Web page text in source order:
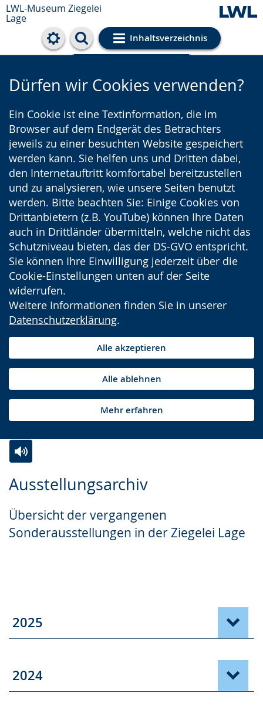
LWL-Museum Ziegelei
Lage
Inhaltsverzeichnis
Cookie-Einstellungen
Dürfen wir Cookies verwenden?
Ein Cookie ist eine Textinformation, die im
Browser auf dem Endgerät des Betrachters
jeweils zu einer besuchten Website gespeichert
werden kann. Sie helfen uns und Dritten dabei,
den Internetauftritt komfortabel bereitzustellen
und zu analysieren, wie unsere Seiten benutzt
werden. Bitte beachten Sie: Einige Cookies von
Drittanbietern (z.B. YouTube) können Ihre Daten
auch in Drittländer übermitteln, welche nicht das
Schutzniveau bieten, das der DS-GVO entspricht.
Sie können Ihre Einwilligung jederzeit über die
Cookie-Einstellungen unten auf der Seite
widerrufen.
Weitere Informationen finden Sie in unserer
Datenschutzerklärung.
Alle akzeptieren
Alle ablehnen
Mehr erfahren
Ausstellungsarchiv
Übersicht der vergangenen
Sonderausstellungen in der Ziegelei Lage
Leichten
Sprache
wechseln.
Audio-
Unterstützung.
Video
in
Deutscher
Gebärdensprache
2025
2024